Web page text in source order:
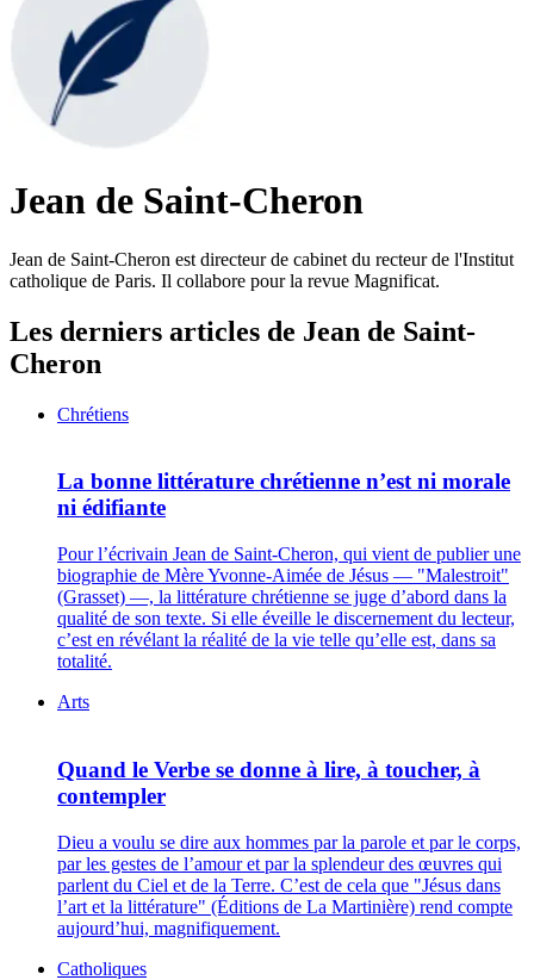
Jean de Saint-Cheron
Jean de Saint-Cheron est directeur de cabinet du recteur de l'Institut
catholique de Paris. Il collabore pour la revue Magnificat.
Les derniers articles de Jean de Saint-
Cheron
Chrétiens
La bonne littérature chrétienne n’est ni morale
ni édifiante
Pour l’écrivain Jean de Saint-Cheron, qui vient de publier une
biographie de Mère Yvonne-Aimée de Jésus — "Malestroit"
(Grasset) —, la littérature chrétienne se juge d’abord dans la
qualité de son texte. Si elle éveille le discernement du lecteur,
c’est en révélant la réalité de la vie telle qu’elle est, dans sa
totalité.
Arts
Quand le Verbe se donne à lire, à toucher, à
contempler
Dieu a voulu se dire aux hommes par la parole et par le corps,
par les gestes de l’amour et par la splendeur des œuvres qui
parlent du Ciel et de la Terre. C’est de cela que "Jésus dans
l’art et la littérature" (Éditions de La Martinière) rend compte
aujourd’hui, magnifiquement.
Catholiques